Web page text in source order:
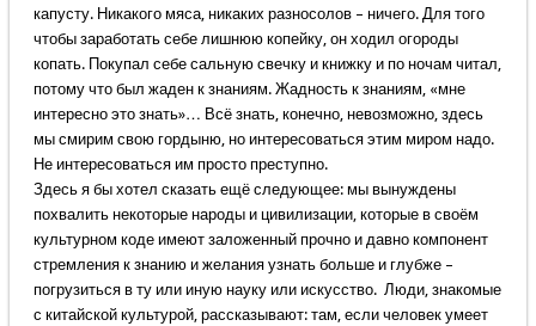
капусту. Никакого мяса, никаких разносолов – ничего. Для того
чтобы заработать себе лишнюю копейку, он ходил огороды
копать. Покупал себе сальную свечку и книжку и по ночам читал,
потому что был жаден к знаниям. Жадность к знаниям, «мне
интересно это знать»… Всё знать, конечно, невозможно, здесь
мы смирим свою гордыню, но интересоваться этим миром надо.
Не интересоваться им просто преступно.
Здесь я бы хотел сказать ещё следующее: мы вынуждены
похвалить некоторые народы и цивилизации, которые в своём
культурном коде имеют заложенный прочно и давно компонент
стремления к знанию и желания узнать больше и глубже –
погрузиться в ту или иную науку или искусство. Люди, знакомые
с китайской культурой, рассказывают: там, если человек умеет